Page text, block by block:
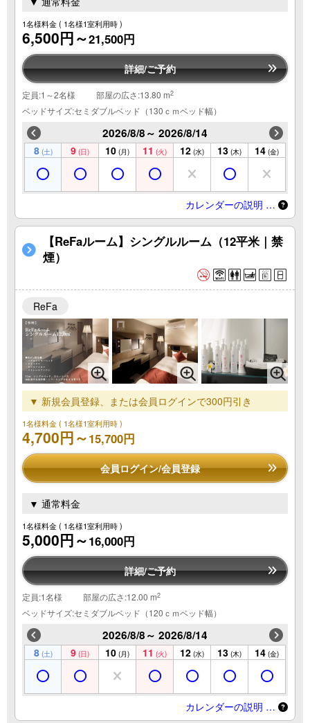
1名様料金( 1名様1室利用時 )
6,500円～21,500円
詳細/ご予約
定員:1～2名様 部屋の広さ:13.80 m2
ベッドサイズ:セミダブルベッド（130ｃｍベッド幅）
2026/8/8～ 2026/8/14
8 (土) 9 (日) 10 (月) 11 (火) 12 (水) 13 (木) 14 (金)
カレンダーの説明 …
【ReFaルーム】シングルルーム（12平米｜禁
煙）
ReFa
▼ 新規会員登録、または会員ログインで300円引き
1名様料金( 1名様1室利用時 )
4,700円～15,700円
会員ログイン/会員登録
▼ 通常料金
1名様料金( 1名様1室利用時 )
5,000円～16,000円
詳細/ご予約
定員:1名様 部屋の広さ:12.00 m2
ベッドサイズ:セミダブルベッド（120ｃｍベッド幅）
2026/8/8～ 2026/8/14
8 (土) 9 (日) 10 (月) 11 (火) 12 (水) 13 (木) 14 (金)
カレンダーの説明 …